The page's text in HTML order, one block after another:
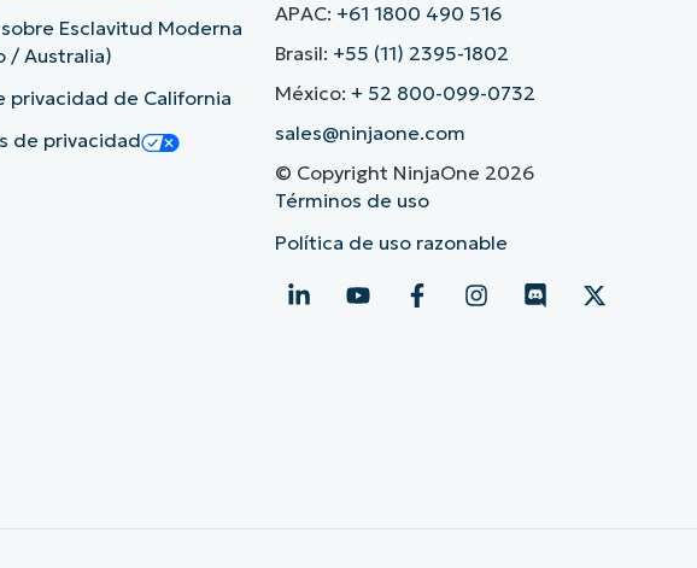
Esclavitud Moderna
/ Australia)
privacidad de California
de privacidad
APAC: +61 1800 490 516
Brasil: +55 (11) 2395-1802
México: + 52 800-099-0732
sales@ninjaone.com
© Copyright NinjaOne 2026
Términos de uso
Política de uso razonable